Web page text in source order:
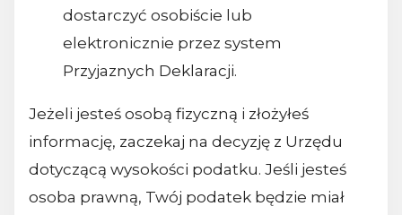
dostarczyć osobiście lub
elektronicznie przez system
Przyjaznych Deklaracji.
Jeżeli jesteś osobą fizyczną i złożyłeś
informację, zaczekaj na decyzję z Urzędu
dotyczącą wysokości podatku. Jeśli jesteś
osoba prawną, Twój podatek będzie miał